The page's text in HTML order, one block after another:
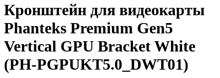
Кронштейн для видеокарты
Phanteks Premium Gen5
Vertical GPU Bracket White
(PH-PGPUKT5.0_DWT01)